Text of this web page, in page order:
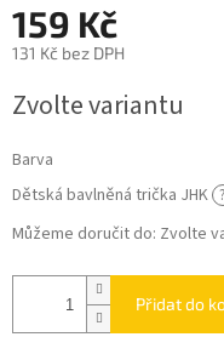
159 Kč
131 Kč bez DPH
cena:
Zvolte variantu
Barva
Dětská bavlněná trička JHK ?
Můžeme doručit do: Zvolte
Přidat do